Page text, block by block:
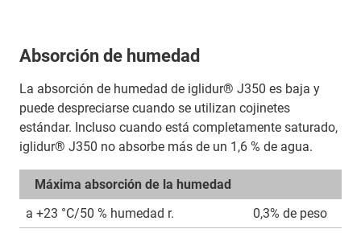
Absorción de humedad
La absorción de humedad de iglidur® J350 es baja y
puede despreciarse cuando se utilizan cojinetes
estándar. Incluso cuando está completamente saturado,
iglidur® J350 no absorbe más de un 1,6 % de agua.
Máxima absorción de la humedad
a +23 °C/50 % humedad r.
0,3% de peso